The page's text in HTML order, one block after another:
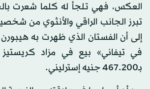
العكس، فهي تلجأ له كلما شعرت
تبرز الجانب الراقي والأنثوي من
إلى أن الفستان الذي ظهرت به
بـ467.200 جنيه إسترليني.